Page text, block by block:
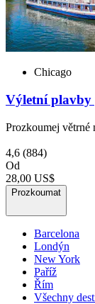
Chicago
Výletní plavby
Prozkoumej větrné
4,6 (884)
Od
28,00 US$
Prozkoumat
Barcelona
Londýn
New York
Paříž
Řím
Všechny